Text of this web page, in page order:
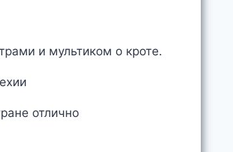
и мультиком о кроте.
отлично